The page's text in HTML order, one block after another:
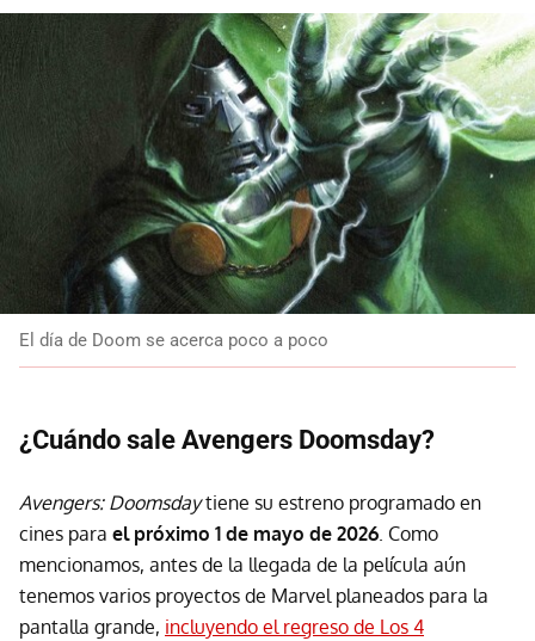
El día de Doom se acerca poco a poco
¿Cuándo sale Avengers Doomsday?
Avengers: Doomsdaytiene su estreno programado en
cines para el próximo 1 de mayo de 2026. Como
mencionamos, antes de la llegada de la película aún
tenemos varios proyectos de Marvel planeados para la
pantalla grande, incluyendo el regreso de Los 4